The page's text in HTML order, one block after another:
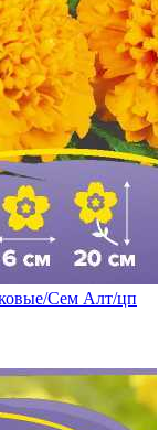
Сем Алт/цп